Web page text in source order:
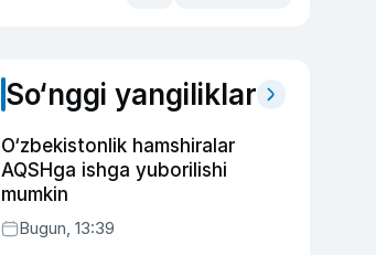
So‘nggi yangiliklar
O‘zbekistonlik hamshiralar
AQSHga ishga yuborilishi
mumkin
Bugun, 13:39